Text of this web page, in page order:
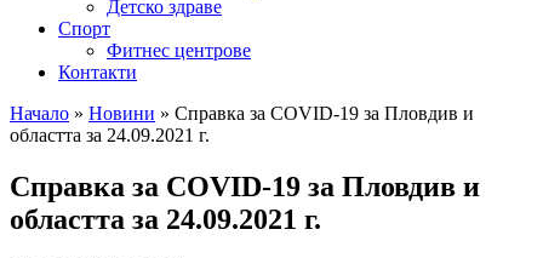
Детско здраве
Спорт
Фитнес центрове
Контакти
Начало » Новини » Справка за COVID-19 за Пловдив и
областта за 24.09.2021 г.
Справка за COVID-19 за Пловдив и
областта за 24.09.2021 г.